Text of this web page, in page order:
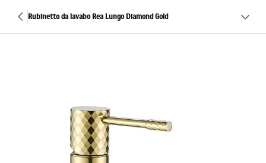
Rubinetto da lavabo Rea Lungo Diamond Gold